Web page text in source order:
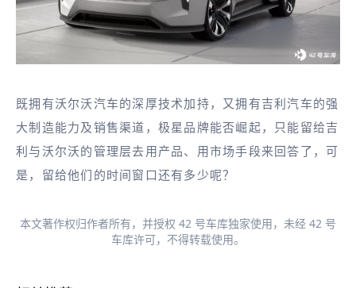
既拥有沃尔沃汽车的深厚技术加持，又拥有吉利汽车的强
大制造能力及销售渠道，极星品牌能否崛起，只能留给吉
利与沃尔沃的管理层去用产品、用市场手段来回答了，可
是，留给他们的时间窗口还有多少呢？
本文著作权归作者所有，并授权 42 号车库独家使用，未经 42 号
车库许可，不得转载使用。